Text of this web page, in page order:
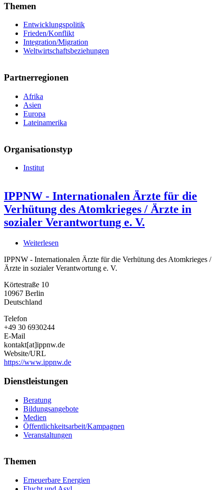
Themen
Entwicklungspolitik
Frieden/Konflikt
Integration/Migration
Weltwirtschaftsbeziehungen
Partnerregionen
Afrika
Asien
Europa
Lateinamerika
Organisationstyp
Institut
IPPNW - Internationalen Ärzte für die
Verhütung des Atomkrieges / Ärzte in
sozialer Verantwortung e. V.
Weiterlesen
-
Internationalen
in
Verantwortung
V.
IPPNW - Internationalen Ärzte für die Verhütung des Atomkrieges /
Ärzte in sozialer Verantwortung e. V.
Körtestraße 10
10967 Berlin
Deutschland
Telefon
+49 30 6930244
E-Mail
kontakt[at]ippnw.de
Website/URL
https://www.ippnw.de
Dienstleistungen
Beratung
Bildungsangebote
Medien
Öffentlichkeitsarbeit/Kampagnen
Veranstaltungen
Themen
Erneuerbare Energien